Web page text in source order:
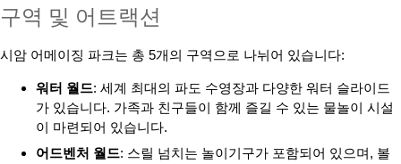
구역 및 어트랙션
시암 어메이징 파크는 총 5개의 구역으로 나뉘어 있습니다:
워터 월드: 세계 최대의 파도 수영장과 다양한 워터 슬라이드
가 있습니다. 가족과 친구들이 함께 즐길 수 있는 물놀이 시설
이 마련되어 있습니다.
어드벤처 월드: 스릴 넘치는 놀이기구가 포함되어 있으며, 볼